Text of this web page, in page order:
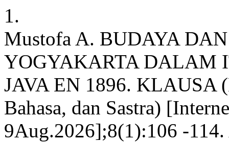
1.
Mustofa A. BUDAYA
YOGYAKARTA DALAM
JAVA EN 1896. KLAUSA
Bahasa, dan Sastra)
9Aug.2026];8(1):106 -